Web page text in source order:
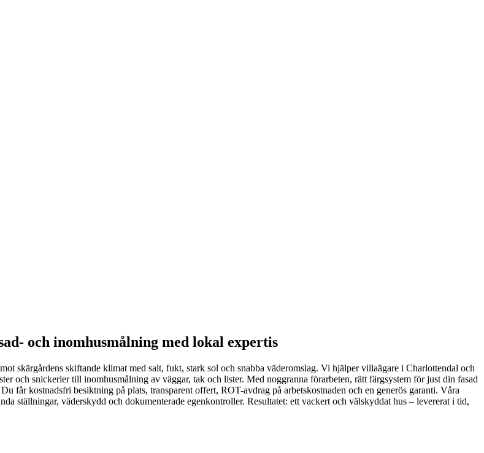
och inomhusmålning med lokal expertis
skärgårdens skiftande klimat med salt, fukt, stark sol och snabba väderomslag. Vi hjälper villaägare i Charlottendal och
och snickerier till inomhusmålning av väggar, tak och lister. Med noggranna förarbeten, rätt färgsystem för just din fasad
får kostnadsfri besiktning på plats, transparent offert, ROT-avdrag på arbetskostnaden och en generös garanti. Våra
ställningar, väderskydd och dokumenterade egenkontroller. Resultatet: ett vackert och välskyddat hus – levererat i tid,